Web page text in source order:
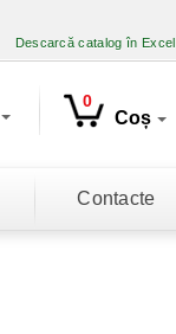
Descarcă catalog în Excel
0
Coș
Contacte